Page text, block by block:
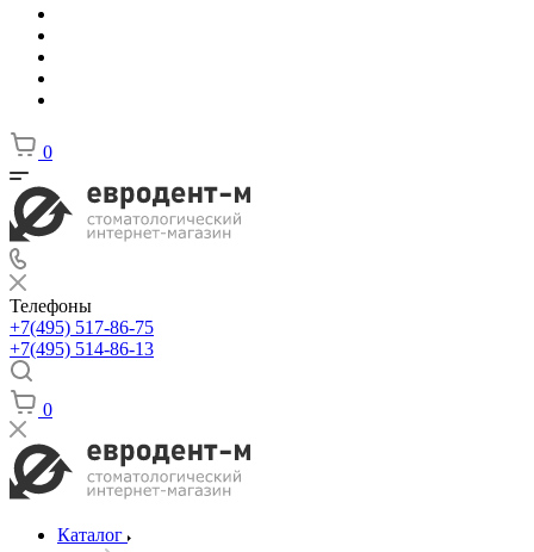
0
Телефоны
+7(495) 517-86-75
+7(495) 514-86-13
0
Каталог